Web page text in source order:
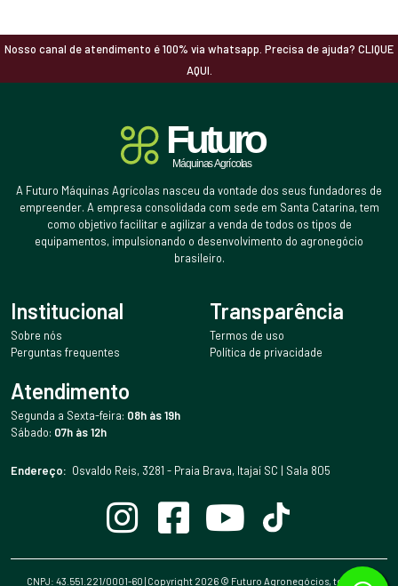
Nosso canal de atendimento é 100% via whatsapp. Precisa de ajuda? CLIQUE
AQUI.
A Futuro Máquinas Agrícolas nasceu da vontade dos seus fundadores de
empreender. A empresa consolidada com sede em Santa Catarina, tem
como objetivo facilitar e agilizar a venda de todos os tipos de
equipamentos, impulsionando o desenvolvimento do agronegócio
brasileiro.
Institucional
Sobre nós
Perguntas frequentes
Transparência
Termos de uso
Política de privacidade
Atendimento
Segunda a Sexta-feira: 08h às 19h
Sábado: 07h às 12h
Endereço: Osvaldo Reis, 3281 - Praia Brava, Itajaí SC | Sala 805
CNPJ: 43.551.221/0001-60 | Copyright 2026© Futuro Agronegócios, todos os